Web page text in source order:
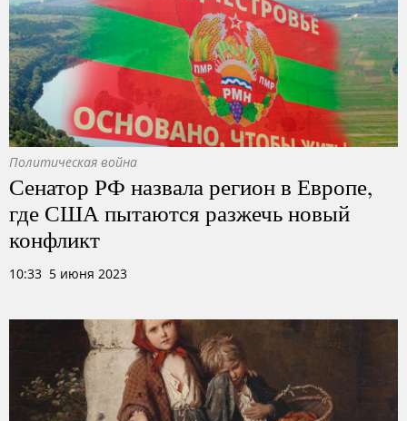
Политическая война
Сенатор РФ назвала регион в Европе,
где США пытаются разжечь новый
конфликт
10:33 5 июня 2023